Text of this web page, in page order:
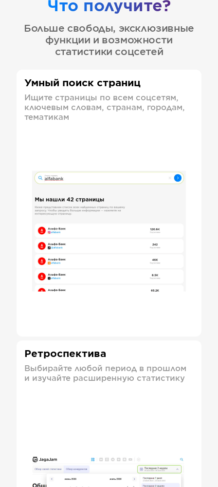
Что получите?
Больше свободы, эксклюзивные
функции и возможности
статистики соцсетей
Умный поиск страниц
Ищите страницы по всем соцсетям,
ключевым словам, странам, городам,
тематикам
Ретроспектива
Выбирайте любой период в прошлом
и изучайте расширенную статистику